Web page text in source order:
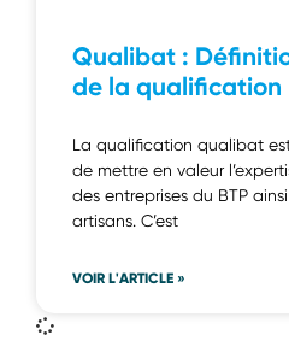
Qualibat :
de la qualification
La qualification qualibat
de mettre en valeur
des entreprises du BTP
artisans. C’est
VOIR L'ARTICLE »